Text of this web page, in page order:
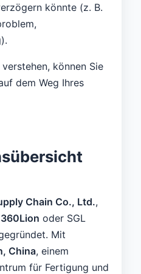
könnte (z. B.
können Sie
dem Weg Ihres
Chain Co., Ltd.,
360Lion oder SGL
Mit
China, einem
für Fertigung und